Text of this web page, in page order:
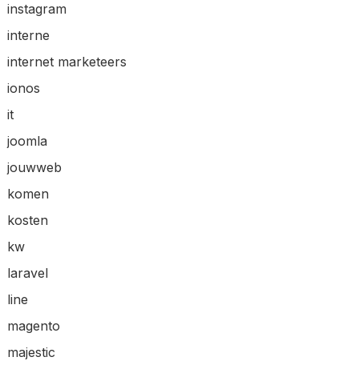
instagram
interne
internet marketeers
ionos
it
joomla
jouwweb
komen
kosten
kw
laravel
line
magento
majestic